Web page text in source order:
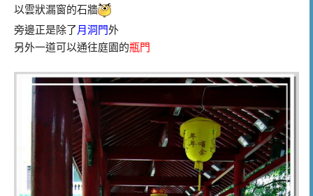
以雲狀漏窗的石牆
旁邊正是除了 月洞門外
另外一道可以通往庭園的瓶門